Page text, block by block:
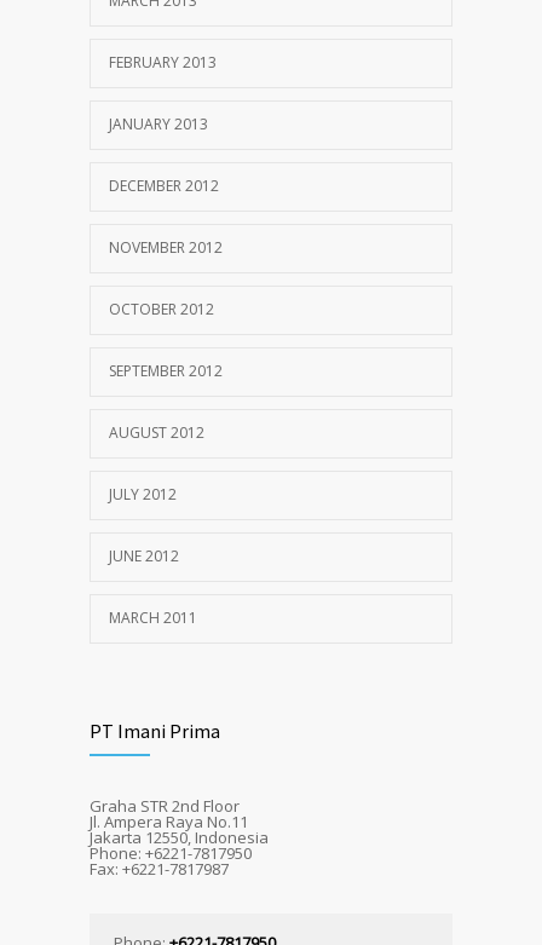
FEBRUARY 2013
JANUARY 2013
DECEMBER 2012
NOVEMBER 2012
OCTOBER 2012
SEPTEMBER 2012
AUGUST 2012
JULY 2012
JUNE 2012
MARCH 2011
PT Imani Prima
Graha STR 2nd Floor
Jl. Ampera Raya No.11
Jakarta 12550, Indonesia
Phone: +6221-7817950
Fax: +6221-7817987